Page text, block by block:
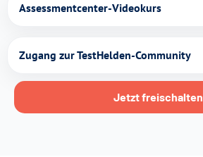
Assessmentcenter-Videokurs
Zugang zur TestHelden-Community
Jetzt freischalten